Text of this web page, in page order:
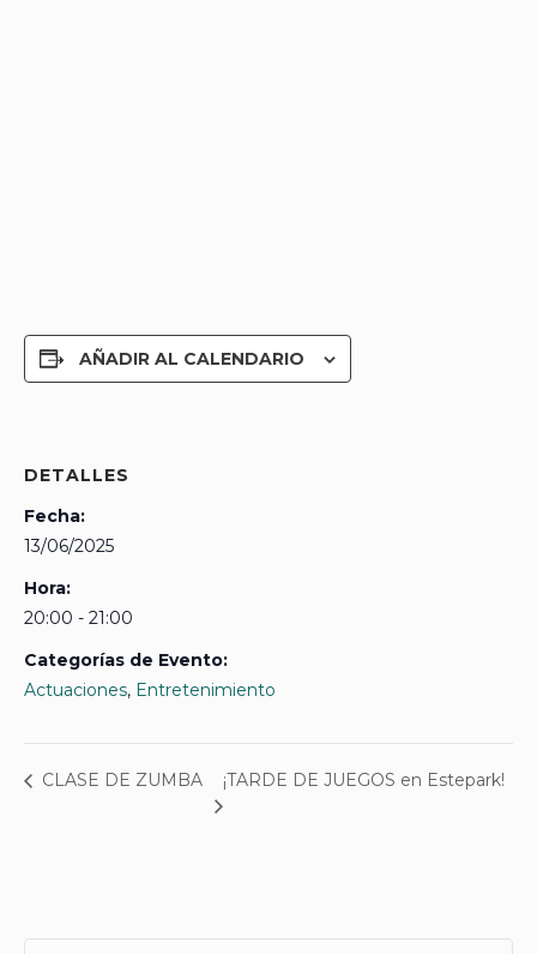
AÑADIR AL CALENDARIO
DETALLES
Fecha:
13/06/2025
Hora:
20:00 - 21:00
Categorías de Evento:
Actuaciones, Entretenimiento
CLASE DE ZUMBA ¡TARDE DE JUEGOS en Estepark!